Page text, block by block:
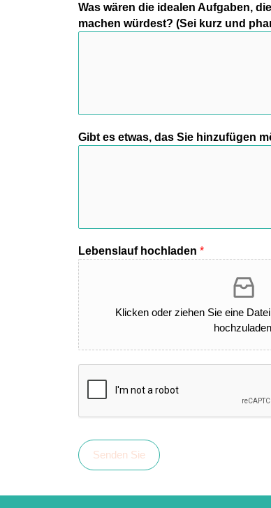
Was wären die idealen Aufgaben,
machen würdest? (Sei kurz und
Gibt es etwas, das Sie hinzufügen
Lebenslauf hochladen *
Klicken oder ziehen Sie eine
Senden Sie